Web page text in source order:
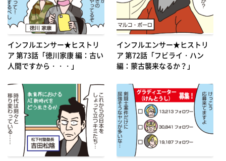
インフルエンサー★ヒストリ
ア 第73話「徳川家康 編：古い
人間ですから・・・」
インフルエンサー★ヒストリ
ア 第72話「フビライ・ハン
編：蒙古襲来なるか？」